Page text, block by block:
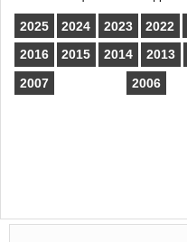
2025 2024 2023 2022
2016
2015 2014 2013
2007
2006